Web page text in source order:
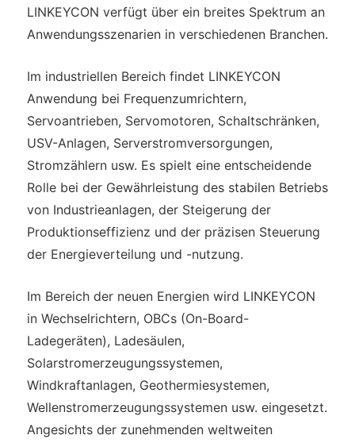
LINKEYCON verfügt über ein breites Spektrum an
Anwendungsszenarien in verschiedenen Branchen.
Im industriellen Bereich findet LINKEYCON
Anwendung bei Frequenzumrichtern,
Servoantrieben, Servomotoren, Schaltschränken,
USV-Anlagen, Serverstromversorgungen,
Stromzählern usw. Es spielt eine entscheidende
Rolle bei der Gewährleistung des stabilen Betriebs
von Industrieanlagen, der Steigerung der
Produktionseffizienz und der präzisen Steuerung
der Energieverteilung und -nutzung.
Im Bereich der neuen Energien wird LINKEYCON
in Wechselrichtern, OBCs (On-Board-
Ladegeräten), Ladesäulen,
Solarstromerzeugungssystemen,
Windkraftanlagen, Geothermiesystemen,
Wellenstromerzeugungssystemen usw. eingesetzt.
Angesichts der zunehmenden weltweiten